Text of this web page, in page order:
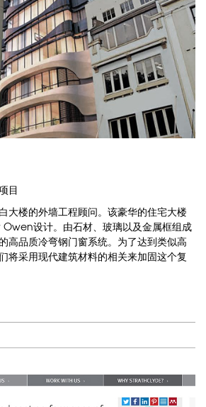
目
大楼的外墙工程顾问。该豪华的住宅大楼
Owen设计。由石材、玻璃以及金属框组成
高品质冷弯钢门窗系统。为了达到类似高
将采用现代建筑材料的相关来加固这个复